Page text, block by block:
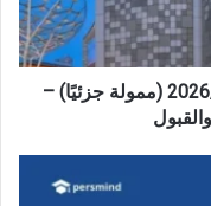
منحة الجامعة الكندية في دبي 2026/2027 (ممولة جزئيًا) –